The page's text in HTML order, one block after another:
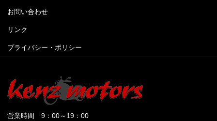
お問い合わせ
リンク
プライバシー・ポリシー
営業時間 9：00～19：00